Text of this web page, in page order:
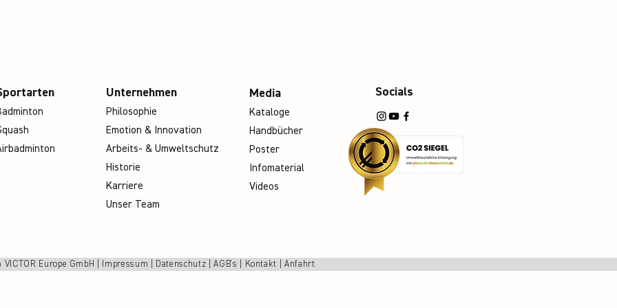
Unternehmen
Philosophie
Emotion & Innovation
Arbeits- & Umweltschutz
Historie
Karriere
Unser Team
Media
Kataloge
Handbücher
Poster
Infomaterial
Videos
Socials
Europe GmbH | Impressum Datenschutz |AGB's Kontakt |Anfahrt